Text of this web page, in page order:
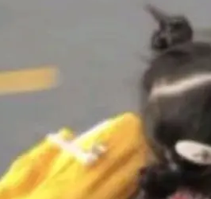
V3 格式。
心开幕。本届大会
创新联盟主办，以
时代的质量新范
走向规模化产业落地
智能研发生产力
云测的Testin XAge
域代表产品。对CI
关于 ADT
不去了。Alex Fedos
"。 他说的东西不新
，尤其是和类型
一件事：这不是类
AI 平台 Clou